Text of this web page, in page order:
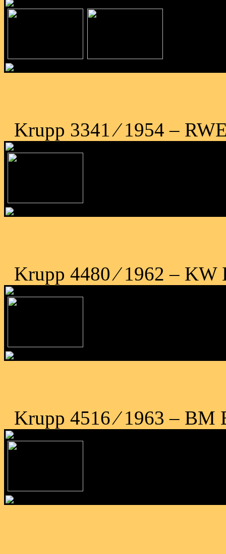
Krupp 3341 ⁄ 1954 –
Krupp 4480 ⁄ 1962 –
Krupp 4516 ⁄ 1963 – BM